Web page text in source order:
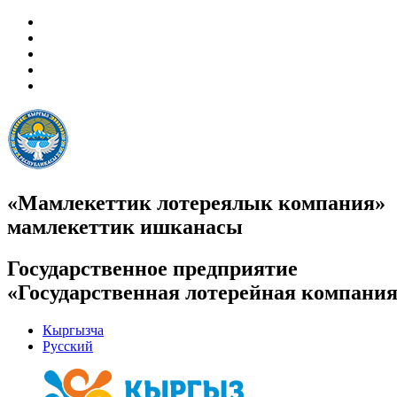
«Мамлекеттик лотереялык компания»
мамлекеттик ишканасы
Государственное предприятие
«Государственная лотерейная
Кыргызча
Русский